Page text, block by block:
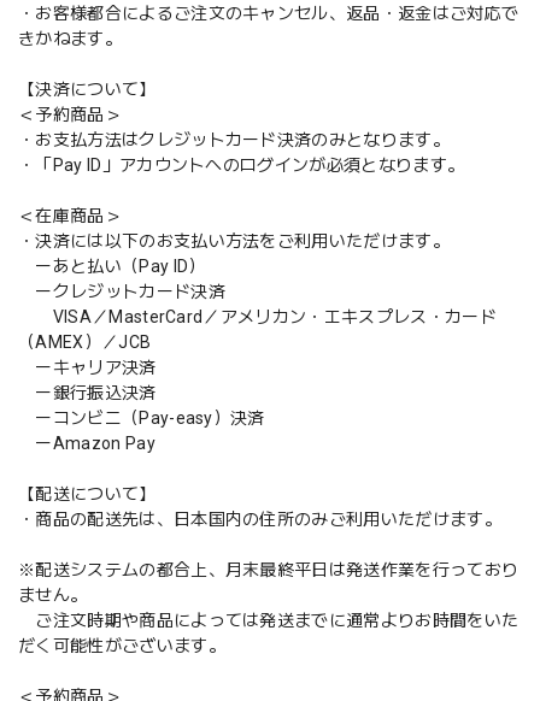
・お客様都合によるご注文のキャンセル、返品・返金はご対応で
きかねます。
【決済について】
＜予約商品＞
・お支払方法はクレジットカード決済のみとなります。
・「Pay ID」アカウントへのログインが必須となります。
＜在庫商品＞
・決済には以下のお支払い方法をご利用いただけます。
ーあと払い（Pay ID）
ークレジットカード決済
VISA／MasterCard／アメリカン・エキスプレス・カード
（AMEX）／JCB
ーキャリア決済
ー銀行振込決済
ーコンビニ（Pay-easy）決済
ーAmazon Pay
【配送について】
・商品の配送先は、日本国内の住所のみご利用いただけます。
※配送システムの都合上、月末最終平日は発送作業を行っており
ません。
ご注文時期や商品によっては発送までに通常よりお時間をいた
だく可能性がございます。
＜予約商品＞